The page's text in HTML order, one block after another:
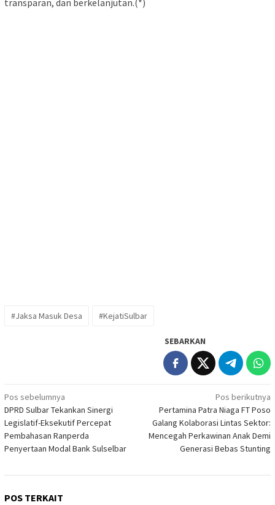
transparan, dan berkelanjutan.(*)
#Jaksa Masuk Desa #KejatiSulbar
SEBARKAN
Navigasi
pos
Pos sebelumnya
DPRD Sulbar Tekankan Sinergi
Legislatif-Eksekutif Percepat
Pembahasan Ranperda
Penyertaan Modal Bank Sulselbar
Pos berikutnya
Pertamina Patra Niaga FT Poso
Galang Kolaborasi Lintas Sektor:
Mencegah Perkawinan Anak Demi
Generasi Bebas Stunting
POS TERKAIT